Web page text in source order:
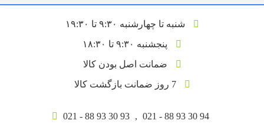
شنبه تا چهارشنبه ۹:۳۰ تا ۱۹:۳۰
پنجشنبه ۹:۳۰ تا ۱۸:۳۰
ضمانت اصل بودن کالا
7 روز ضمانت بازگشت کالا
021 - 88 93 30 93 , 021 - 88 93 30 94